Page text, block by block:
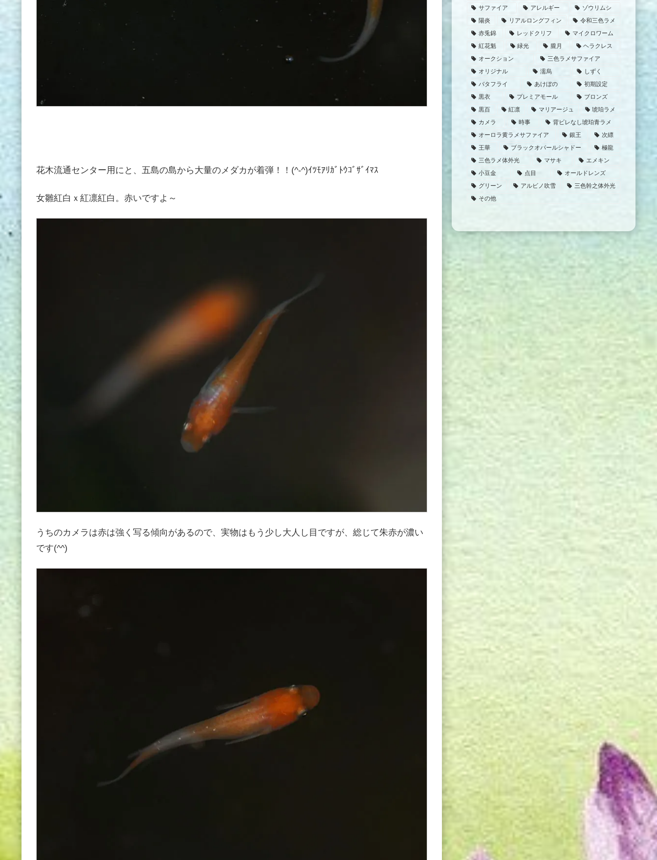
花木流通センター用にと、五島の島から大量のメダカが着弾！！(^-^)ｲﾂﾓｱﾘｶﾞﾄｳｺﾞｻﾞｲﾏｽ
女雛紅白ｘ紅凛紅白。赤いですよ～
うちのカメラは赤は強く写る傾向があるので、実物はもう少し大人し目ですが、総じて朱赤が濃い
です(^^)
サファイア
アレルギー
ゾウリムシ
陽炎
リアルロングフィン
令和三色ラメ
赤兎錦
レッドクリフ
マイクロワーム
紅花魁
緑光 朧月
ヘラクレス
オークション
三色ラメサファイア
オリジナル
濡烏
しずく
バタフライ
あけぼの
初期設定
黒衣
プレミアモール
ブロンズ
黒百
紅凛 マリアージュ
琥珀ラメ
カメラ
時事
背ビレなし琥珀青ラメ
オーロラ黄ラメサファイア
銀王
次縹
王華
ブラックオパールシャドー
極龍
三色ラメ体外光
マサキ
エメキン
小豆金
点目
オールドレンズ
グリーン
アルビノ吹雪
三色幹之体外光
その他